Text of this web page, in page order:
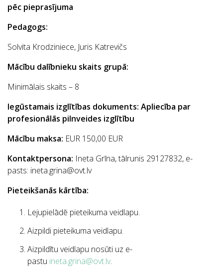
pēc pieprasījuma
Pedagogs:
Solvita Krodziniece, Juris Katrevičs
Mācību dalībnieku skaits grupā:
Minimālais skaits – 8
Iegūstamais izglītības dokuments: Apliecība par
profesionālās pilnveides izglītību
Mācību maksa: EUR 150,00 EUR
Kontaktpersona: Ineta Grīna, tālrunis 29127832, e-
pasts: ineta.grina@ovt.lv
Pieteikšanās kārtība:
Lejupielādē pieteikuma veidlapu.
Aizpildi pieteikuma veidlapu.
Aizpildītu veidlapu nosūti uz e-
pastu ineta.grina@ovt.lv.